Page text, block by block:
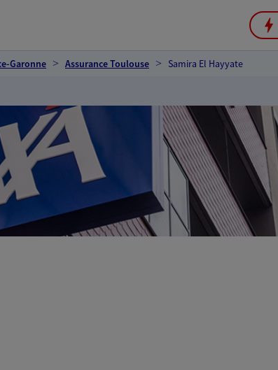
Garonne Assurance Toulouse Samira El Hayyate